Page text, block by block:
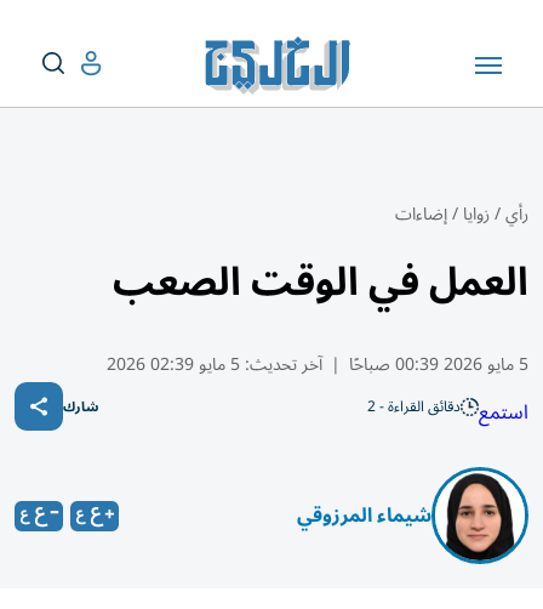
رأي/زوايا/إضاءات
العمل في الوقت الصعب
5 مايو 2026 00:39 صباحًا | آخر تحديث:5 مايو 02:39 2026
استمع دقائق القراءة - 2 شارك
شيماء المرزوقي